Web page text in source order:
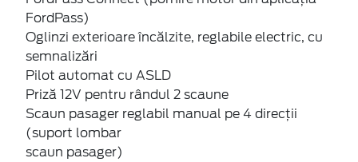
FordPass)
Oglinzi exterioare încălzite, reglabile electric, cu
semnalizări
Pilot automat cu ASLD
Priză 12V pentru rândul 2 scaune
Scaun pasager reglabil manual pe 4 direcții
(suport lombar
scaun pasager)